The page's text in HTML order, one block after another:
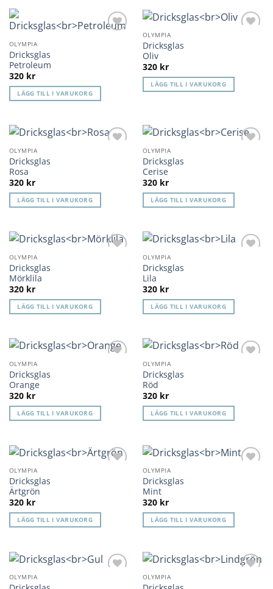
produkten
har
flera
varianter.
De
olika
alternativen
kan
produktsidan
OLYMPIA
Dricksglas
Petroleum
320 kr
LÄGG TILL I VARUKORG
OLYMPIA
Dricksglas
Oliv
320 kr
LÄGG TILL I VARUKORG
OLYMPIA
Dricksglas
Rosa
320 kr
LÄGG TILL I VARUKORG
OLYMPIA
Dricksglas
Cerise
320 kr
LÄGG TILL I VARUKORG
OLYMPIA
Dricksglas
Mörklila
320 kr
LÄGG TILL I VARUKORG
OLYMPIA
Dricksglas
Lila
320 kr
LÄGG TILL I VARUKORG
OLYMPIA
Dricksglas
Orange
320 kr
LÄGG TILL I VARUKORG
OLYMPIA
Dricksglas
Röd
320 kr
LÄGG TILL I VARUKORG
OLYMPIA
Dricksglas
Ärtgrön
320 kr
LÄGG TILL I VARUKORG
OLYMPIA
Dricksglas
Mint
320 kr
LÄGG TILL I VARUKORG
OLYMPIA OLYMPIA